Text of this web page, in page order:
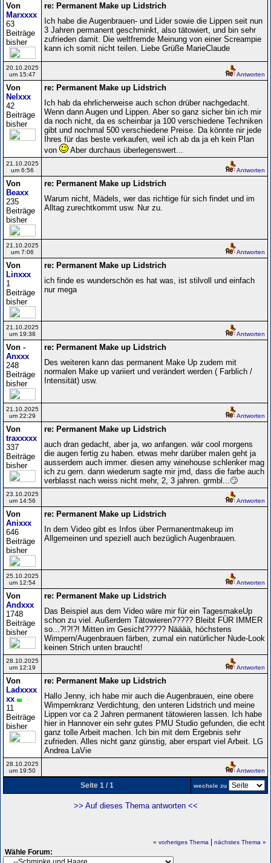
Von
Marxxxx
63
Beiträge
bisher
re: Permanent Make up Lidstrich
Ich habe die Augenbrauen- und Lider sowie die Lippen seit nun
3 Jahren permanent geschminkt, also tätowiert, und bin sehr
zufrieden damit. Die weltfremde Meinung von einer Screampie
kann ich somit nicht teilen. Liebe Grüße MarieClaude
20.10.2025
um 15:47
Antworten
Von
Nelxxx
42
Beiträge
bisher
re: Permanent Make up Lidstrich
Ich hab da ehrlicherweise auch schon drüber nachgedacht.
Wenn dann Augen und Lippen. Aber so ganz sicher bin ich mir
da noch nicht, da es scheinbar ja 100 verschiedene Techniken
gibt und nochmal 500 verschiedene Preise. Da könnte nir jede
Ihres für das beste verkaufen, weil ich ab da ja eh kein Plan
von
Aber durchaus überlegenswert...
21.10.2025
um 6:56
Antworten
Von
Beaxx
235
Beiträge
bisher
re: Permanent Make up Lidstrich
Warum nicht, Mädels, wer das richtige für sich findet und im
Alltag zurechtkommt usw. Nur zu.
21.10.2025
um 7:06
Antworten
Von
Linxxx
1
Beiträge
bisher
re: Permanent Make up Lidstrich
ich finde es wunderschön es hat was, ist stilvoll und einfach
nur mega
21.10.2025
um 19:38
Antworten
Von -
Anxxx
248
Beiträge
bisher
re: Permanent Make up Lidstrich
Des weiteren kann das permanent Make Up zudem mit
normalen Make up variiert und verändert werden ( Farblich /
Intensität) usw.
21.10.2025
um 22:29
Antworten
Von
traxxxxx
337
Beiträge
bisher
re: Permanent Make up Lidstrich
auch dran gedacht, aber ja, wo anfangen. wär cool morgens
die augen fertig zu haben. etwas mehr darüber malen geht ja
ausserdem auch immer. diesen amy winehouse schlenker mag
ich zu gern. dann wiederum sagte mir jmd, dass die farbe auch
verblasst nach weiss nicht mehr, 2, 3 jahren. grmbl...🙄
23.10.2025
um 14:56
Antworten
Von
Anixxx
646
Beiträge
bisher
re: Permanent Make up Lidstrich
In dem Video gibt es Infos über Permanentmakeup im
Allgemeinen und speziell auch bezüglich Augenbrauen.
25.10.2025
um 12:54
Antworten
Von
Andxxx
1748
Beiträge
bisher
re: Permanent Make up Lidstrich
Das Beispiel aus dem Video wäre mir für ein TagesmakeUp
schon zu viel. Außerdem Tätowieren????? Bleibt FÜR IMMER
so...?!?!?! Mitten im Gesicht????? Nääää, höchstens
Wimpern/Augenbrauen färben, zumal ein natürlicher Nude-Look
keinen Strich unten braucht!
28.10.2025
um 12:19
Antworten
Von
Ladxxxx
xx
11
Beiträge
bisher
re: Permanent Make up Lidstrich
Hallo Jenny, ich habe mir auch die Augenbrauen, eine obere
Wimpernkranz Verdichtung, den unteren Lidstrich und meine
Lippen vor ca 2 Jahren permanent tätowieren lassen. Ich habe
hier in Hannover ein sehr gutes PMU Studio gefunden, die echt
ganz tolle Arbeit machen. Ich bin mit dem Ergebnis sehr
zufrieden. Alles nicht ganz günstig, aber erspart viel Arbeit. LG
Andrea LaVie
28.10.2025
um 19:50
Antworten
Seite 1 / 1 wechsle zu
>> Auf dieses Thema antworten <<
« vorheriges Thema nächstes Thema »
Wähle Forum: